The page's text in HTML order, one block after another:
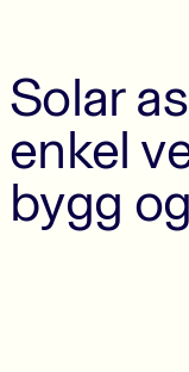
Solar
enkel
bygg